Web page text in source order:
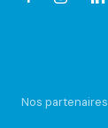
Nos partenaires